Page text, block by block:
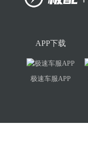
APP下载
极速车服APP